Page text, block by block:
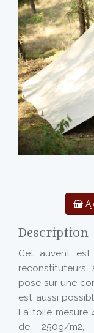
Description
Cet auvent
reconstituteurs
pose sur une
est aussi
La toile mesure
de 250g/m2,